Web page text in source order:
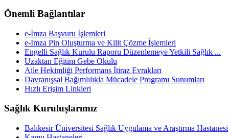
Önemli Bağlantılar
e-İmza Başvuru İşlemleri
e-İmza Pin Oluşturma ve Kilit Çözme İşlemleri
Engelli Sağlık Kurulu Raporu Düzenlemeye Yetkili Sağlık ...
Uzaktan Eğitim Gebe Okulu
Aile Hekimliği Performans İtiraz Evrakları
Davranışsal Bağımlılıkla Mücadele Programı Sunumları
Hızlı Erişim Linkleri
Sağlık Kuruluşlarımız
Balıkesir Üniversitesi Sağlık Uygulama ve Araştırma Hastanesi